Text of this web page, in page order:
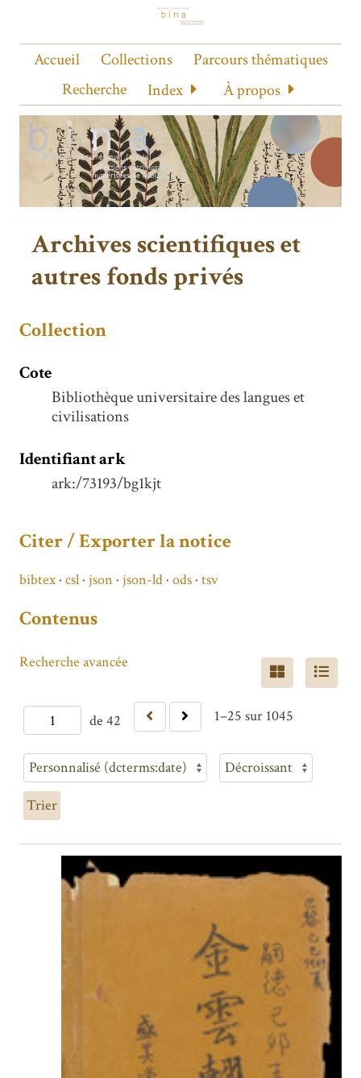
Accueil Collections
Parcours thématiques
Recherche
Index À propos
Archives scientifiques et
autres fonds privés
Collection
Cote
Bibliothèque universitaire des langues et
civilisations
Identifiant ark
ark:/73193/bg1kjt
Citer / Exporter la notice
bibtex csl json json-ld ods tsv
Contenus
de 42 1–25 sur 1045
Recherche avancée
Trier